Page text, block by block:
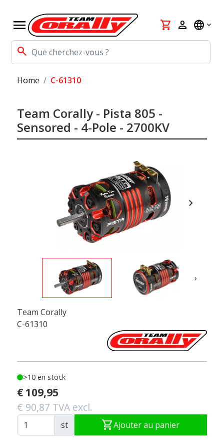
menu
search
shopping_cart person language
Home C-61310
Team Corally - Pista 805 -
Sensored - 4-Pole - 2700KV
chevron_right
›
Team Corally
C-61310
>10 en stock
€ 109,95
€ 90,87 TVA excl.
st shopping_cartAjouter au panier